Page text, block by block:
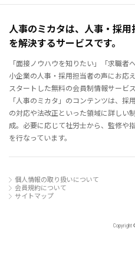
人事のミカタは、人事・採用
を解決するサービスです。
「面接ノウハウを知りたい」「求職者
小企業の人事・採用担当者の声にお応
スタートした無料の会員制情報サービス
「人事のミカタ」のコンテンツは、
の対応や法改正といった領域に詳しい
成。必要に応じて社労士から、監修や
を行なっています。
個人情報の取り扱いについて
会員規約について
サイトマップ
Copyright